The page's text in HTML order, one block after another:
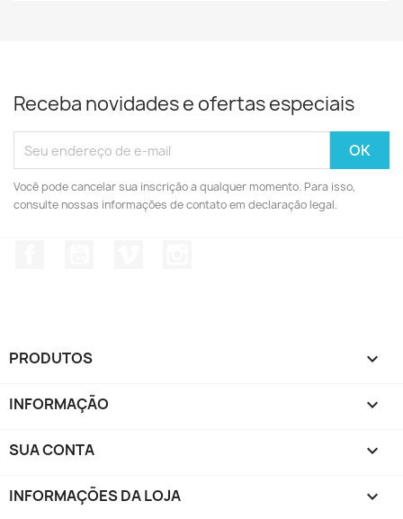
Receba novidades e ofertas especiais
Você pode cancelar sua inscrição a qualquer momento. Para isso,
consulte nossas informações de contato em declaração legal.
PRODUTOS 
INFORMAÇÃO 
SUA CONTA 
INFORMAÇÕES DA LOJA keyboard_arrow_down